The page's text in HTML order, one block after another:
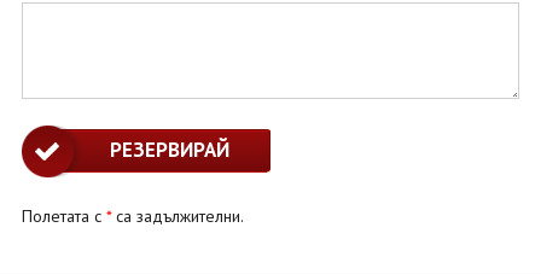
Полетата с *са задължителни.